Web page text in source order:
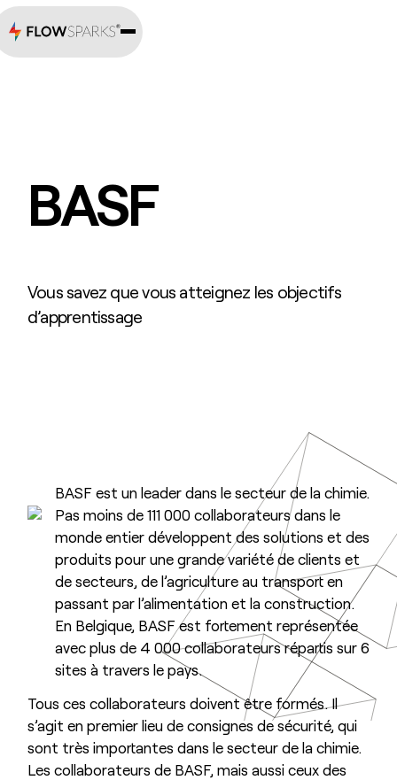
BASF
Vous savez que vous atteignez les objectifs
d’apprentissage
BASF est un leader dans le secteur de la chimie.
Pas moins de 111 000 collaborateurs dans le
monde entier développent des solutions et des
produits pour une grande variété de clients et
de secteurs, de l’agriculture au transport en
passant par l’alimentation et la construction.
En Belgique, BASF est fortement représentée
avec plus de 4 000 collaborateurs répartis sur 6
sites à travers le pays.
Tous ces collaborateurs doivent être formés. Il
s’agit en premier lieu de consignes de sécurité, qui
sont très importantes dans le secteur de la chimie.
Les collaborateurs de BASF, mais aussi ceux des